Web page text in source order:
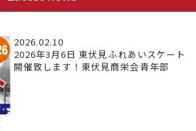
2026.02.10
2026年3月6日 東伏見ふれあいスケート
開催致します！東伏見商栄会青年部